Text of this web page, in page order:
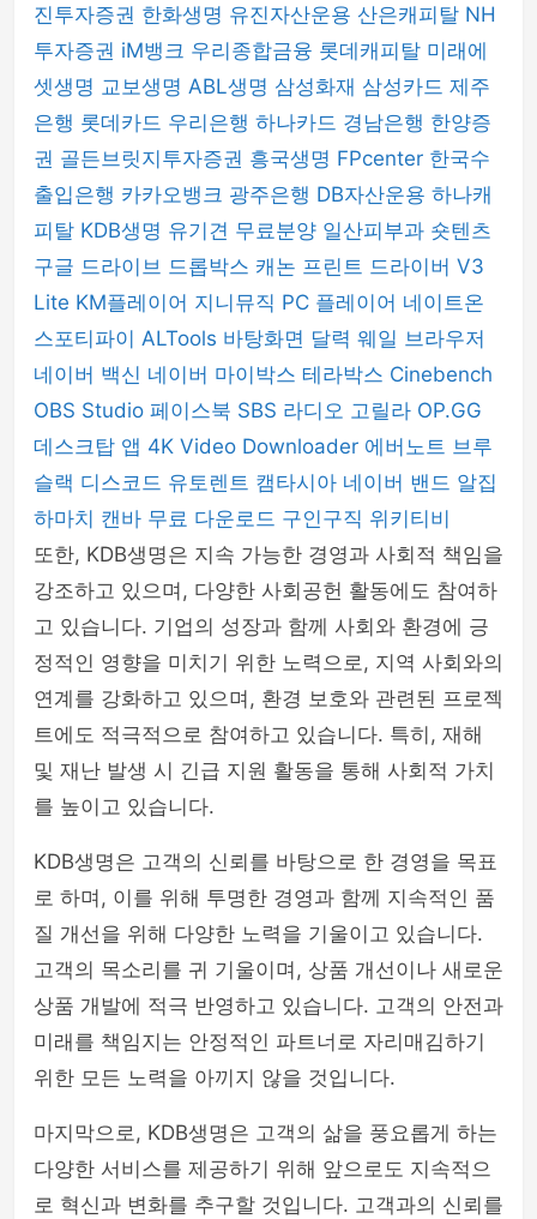
진투자증권 한화생명 유진자산운용 산은캐피탈 NH
투자증권 iM뱅크 우리종합금융 롯데캐피탈 미래에
셋생명 교보생명 ABL생명 삼성화재 삼성카드 제주
은행 롯데카드 우리은행 하나카드 경남은행 한양증
권 골든브릿지투자증권 흥국생명 FPcenter 한국수
출입은행 카카오뱅크 광주은행 DB자산운용 하나캐
피탈 KDB생명 유기견 무료분양 일산피부과 숏텐츠
구글 드라이브 드롭박스 캐논 프린트 드라이버 V3
Lite KM플레이어 지니뮤직 PC 플레이어 네이트온
스포티파이 ALTools 바탕화면 달력 웨일 브라우저
네이버 백신 네이버 마이박스 테라박스 Cinebench
OBS Studio 페이스북 SBS 라디오 고릴라 OP.GG
데스크탑 앱 4K Video Downloader 에버노트 브루
슬랙 디스코드 유토렌트 캠타시아 네이버 밴드 알집
하마치 캔바 무료 다운로드 구인구직 위키티비
또한, KDB생명은 지속 가능한 경영과 사회적 책임을
강조하고 있으며, 다양한 사회공헌 활동에도 참여하
고 있습니다. 기업의 성장과 함께 사회와 환경에 긍
정적인 영향을 미치기 위한 노력으로, 지역 사회와의
연계를 강화하고 있으며, 환경 보호와 관련된 프로젝
트에도 적극적으로 참여하고 있습니다. 특히, 재해
및 재난 발생 시 긴급 지원 활동을 통해 사회적 가치
를 높이고 있습니다.
KDB생명은 고객의 신뢰를 바탕으로 한 경영을 목표
로 하며, 이를 위해 투명한 경영과 함께 지속적인 품
질 개선을 위해 다양한 노력을 기울이고 있습니다.
고객의 목소리를 귀 기울이며, 상품 개선이나 새로운
상품 개발에 적극 반영하고 있습니다. 고객의 안전과
미래를 책임지는 안정적인 파트너로 자리매김하기
위한 모든 노력을 아끼지 않을 것입니다.
마지막으로, KDB생명은 고객의 삶을 풍요롭게 하는
다양한 서비스를 제공하기 위해 앞으로도 지속적으
로 혁신과 변화를 추구할 것입니다. 고객과의 신뢰를